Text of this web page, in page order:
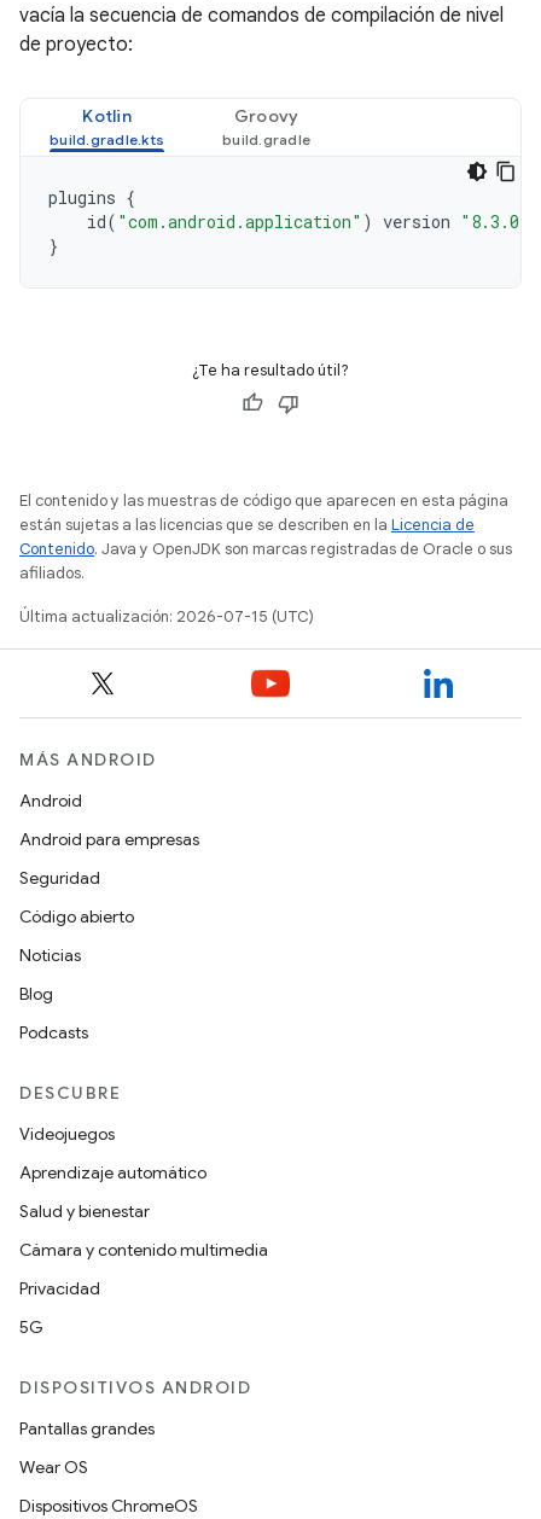
vacía la secuencia de comandos de compilación de nivel
de proyecto:
Kotlin Groovy
plugins {
id( "com.android.application" ) version "8.3.0"
}
¿Te ha resultado útil?
El contenido y las muestras de código que aparecen en esta página
están sujetas a las licencias que se describen en la Licencia de
Contenido. Java y OpenJDK son marcas registradas de Oracle o sus
afiliados.
Última actualización: 2026-07-15 (UTC)
MÁS ANDROID
Android
Android para empresas
Seguridad
Código abierto
Noticias
Blog
Podcasts
DESCUBRE
Videojuegos
Aprendizaje automático
Salud y bienestar
Cámara y contenido multimedia
Privacidad
5G
DISPOSITIVOS ANDROID
Pantallas grandes
Wear OS
Dispositivos ChromeOS